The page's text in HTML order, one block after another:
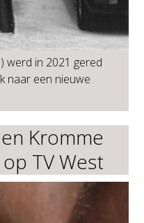
werd in 2021 gered
naar een nieuwe
Kromme
TV West